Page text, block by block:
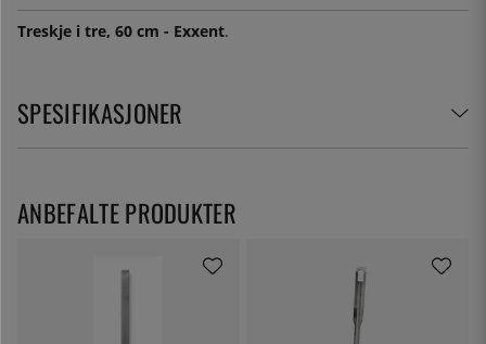
Treskje i tre, 60 cm - Exxent.
SPESIFIKASJONER
ANBEFALTE PRODUKTER